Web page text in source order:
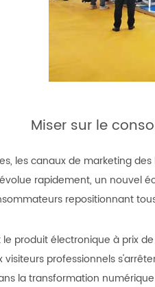
Miser sur le
les canaux de marketing
rapidement, un nouvel
repositionnant
le produit électronique à
professionnels
la transformation